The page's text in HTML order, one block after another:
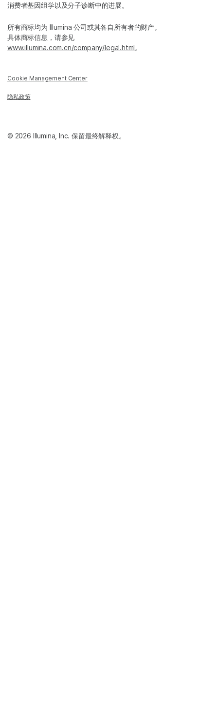
消费者基因组学以及分子诊断中的进展。
所有商标均为 Illumina 公司或其各自所有者的财产。
具体商标信息，请参见
www.illumina.com.cn/company/legal.html。
Cookie Management Center
隐私政策
© 2026 Illumina, Inc. 保留最终解释权。